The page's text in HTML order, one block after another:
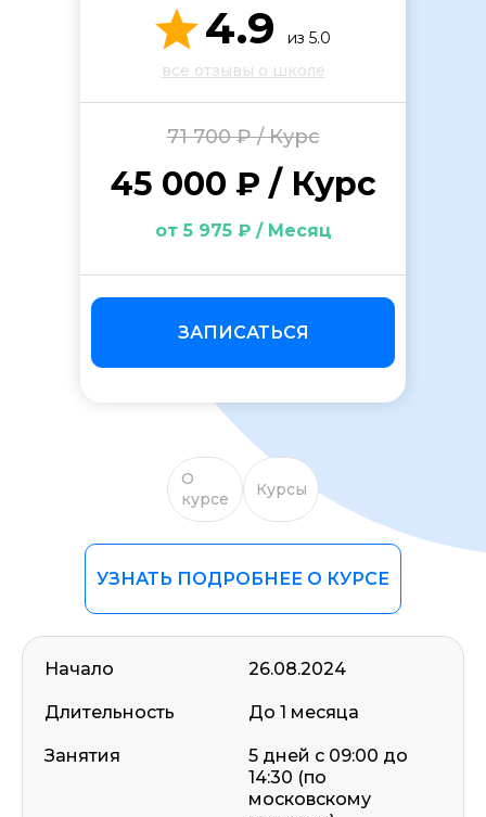
4.9
из 5.0
все отзывы о школе
71 700 ₽ / Курс
45 000 ₽ / Курс
от 5 975 ₽ / Месяц
ЗАПИСАТЬСЯ
О
курсе
Курсы
УЗНАТЬ ПОДРОБНЕЕ О КУРСЕ
Начало
Длительность
Занятия
26.08.2024
До 1 месяца
5 дней c 09:00 до
14:30 (по
московскому